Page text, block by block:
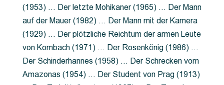
(1953) … Der letzte Mohikaner (1965) … Der Mann
auf der Mauer (1982) … Der Mann mit der Kamera
(1929) … Der plötzliche Reichtum der armen Leute
von Kombach (1971) … Der Rosenkönig (1986) …
Der Schinderhannes (1958) … Der Schrecken vom
Amazonas (1954) … Der Student von Prag (1913)